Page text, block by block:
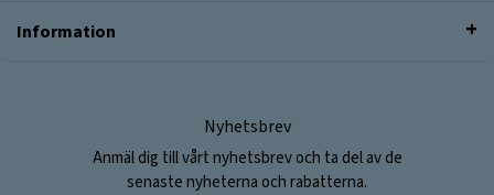
Information
Nyhetsbrev
Anmäl dig till vårt nyhetsbrev och ta del av de
senaste nyheterna och rabatterna.